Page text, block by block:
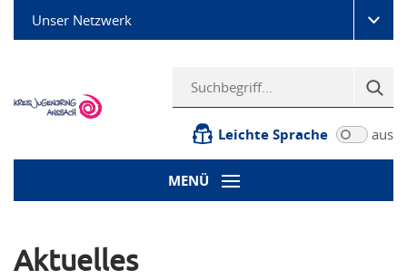
Unser Netzwerk
Leichte Sprache aus
MENÜ
Aktuelles